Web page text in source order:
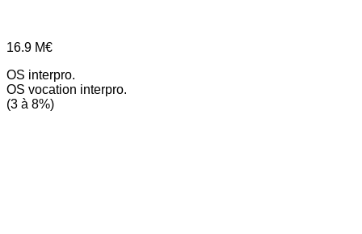
16.9 M€
OS interpro.
OS vocation interpro.
(3 à 8%)